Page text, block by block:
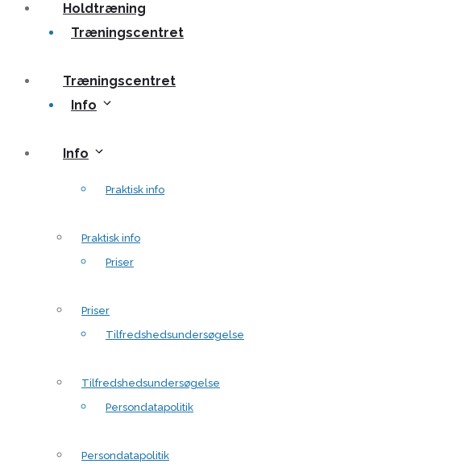
Træningscentret
Info
Praktisk info
Priser
Tilfredshedsundersøgelse
Persondatapolitik
Holdtræning
Træningscentret
Info
Praktisk info
Priser
Tilfredshedsundersøgelse
Persondatapolitik